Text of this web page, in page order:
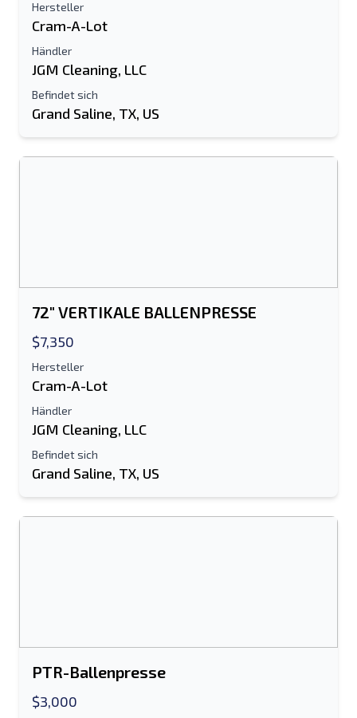
Send a Message
Vollständiger Name
E-Mail-Addresse
Handy, Mobiltelefon
Hersteller
Cram-A-Lot
Händler
JGM Cleaning, LLC
Befindet sich
Grand Saline, TX, US
72" VERTIKALE BALLENPRESSE
$7,350
Hersteller
Cram-A-Lot
Händler
JGM Cleaning, LLC
Befindet sich
Grand Saline, TX, US
PTR-Ballenpresse
$3,000
Listing per E-Mail senden
Textliste auf Mobilgerät
Ihren vollständigen Namen